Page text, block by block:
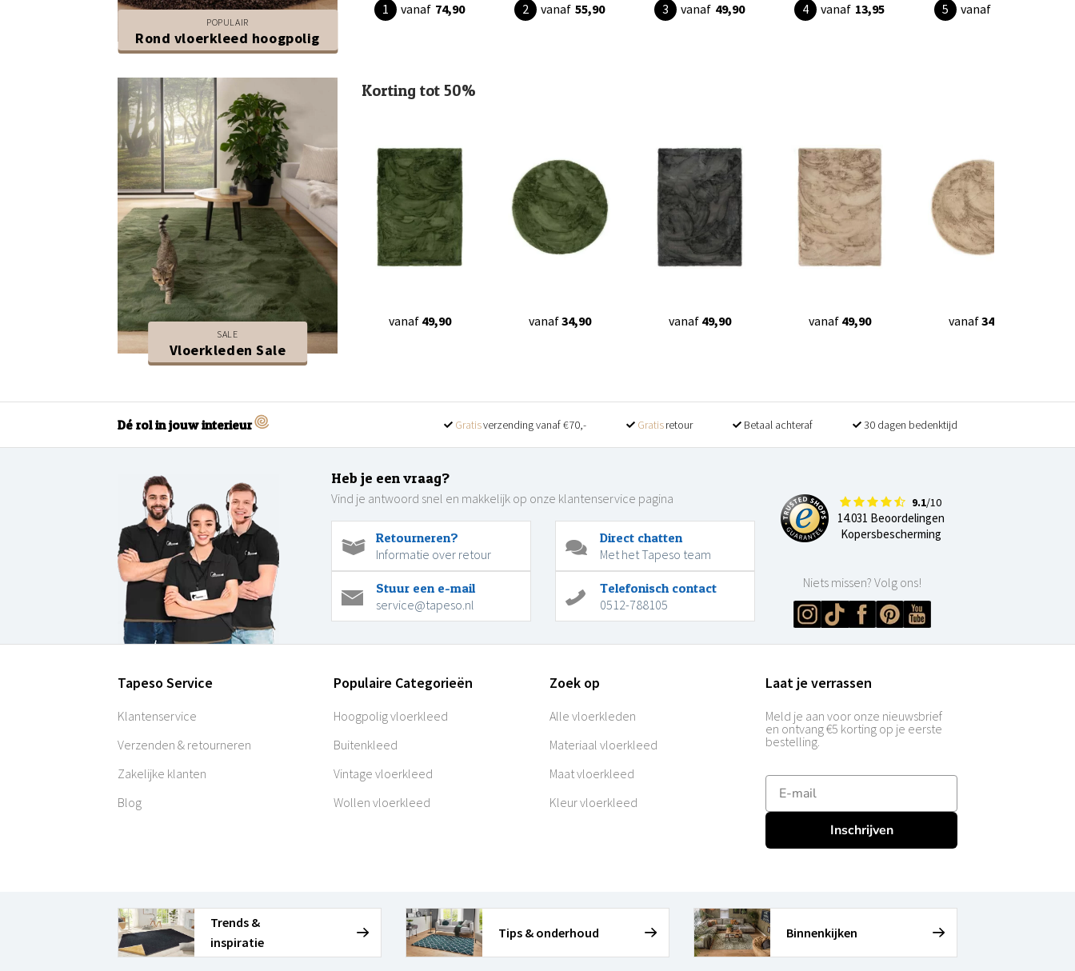
POPULAIR
Rond vloerkleed hoogpolig
vanaf 74,90 vanaf 55,90 vanaf 49,90 vanaf 13,95 vanaf
SALE
Vloerkleden Sale
Korting tot 50%
vanaf 49,90 vanaf34,90 vanaf 49,90 vanaf 49,90 vanaf34,90
Dé rol in jouw interieur Gratisverzending vanaf €70,- Gratisretour Betaal achteraf 30 dagen bedenktijd
Heb je een vraag?
Vind je antwoord snel en makkelijk op onze klantenservice pagina
Retourneren?
Informatie over retour
Direct chatten
Met het Tapeso team
Stuur een e-mail
service@tapeso.nl
Telefonisch contact
0512-788105
9.1/10
14.031 Beoordelingen
Kopersbescherming
Niets missen? Volg ons!
Tapeso Service
Klantenservice
Verzenden & retourneren
Zakelijke klanten
Blog
Populaire Categorieën
Hoogpolig vloerkleed
Buitenkleed
Vintage vloerkleed
Wollen vloerkleed
Zoek op
Alle vloerkleden
Materiaal vloerkleed
Maat vloerkleed
Kleur vloerkleed
Laat je verrassen
Meld je aan voor onze nieuwsbrief
en ontvang €5 korting op je eerste
bestelling.
E-mailadres
Inschrijven
Trends &
inspiratie
Tips & onderhoud Binnenkijken